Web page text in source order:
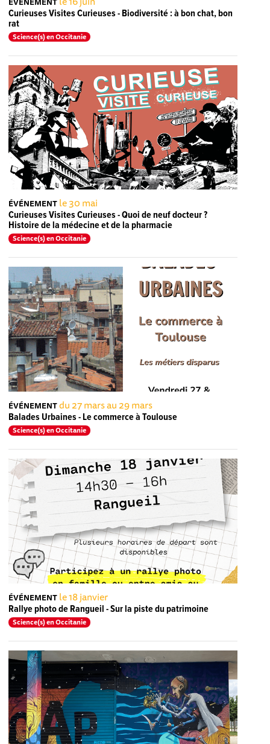
Curieuses Visites Curieuses - Biodiversité : à bon chat, bon
rat
Science(s) en Occitanie
ÉVÉNEMENT le 30 mai
Curieuses Visites Curieuses - Quoi de neuf docteur ?
Histoire de la médecine et de la pharmacie
Science(s) en Occitanie
ÉVÉNEMENTdu 27 mars au 29 mars
Balades Urbaines - Le commerce à Toulouse
Science(s) en Occitanie
ÉVÉNEMENT le 18 janvier
Rallye photo de Rangueil - Sur la piste du patrimoine
Science(s) en Occitanie